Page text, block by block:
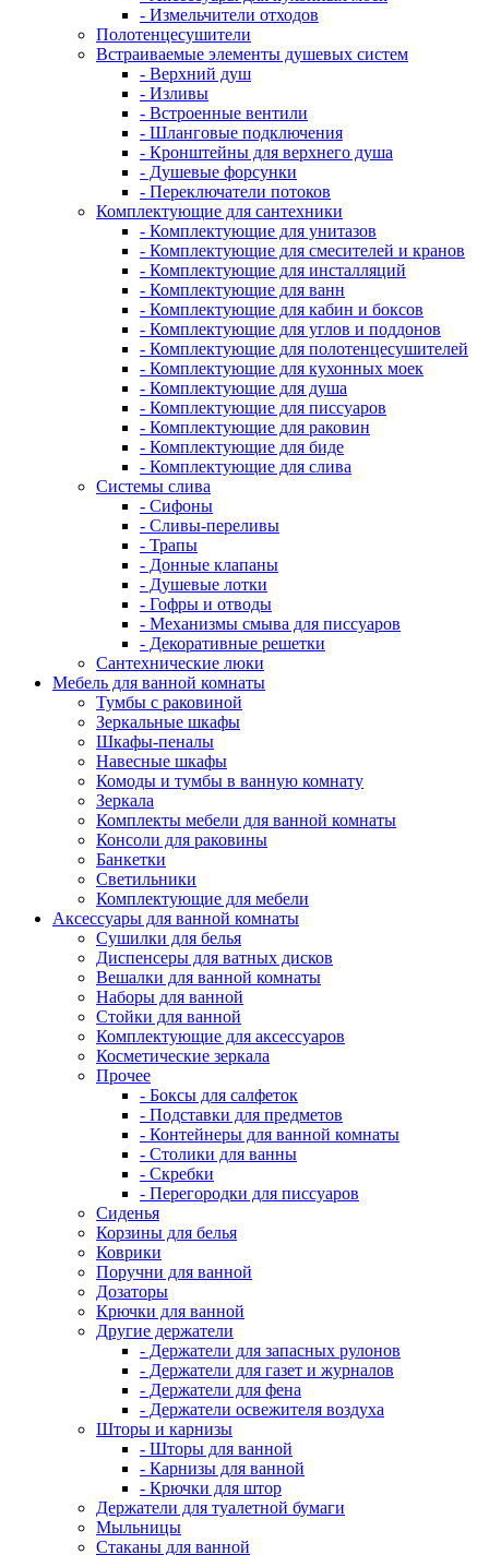
- Измельчители отходов
Полотенцесушители
Встраиваемые элементы душевых систем
- Верхний душ
- Изливы
- Встроенные вентили
- Шланговые подключения
- Кронштейны для верхнего душа
- Душевые форсунки
- Переключатели потоков
Комплектующие для сантехники
- Комплектующие для унитазов
- Комплектующие для смесителей и кранов
- Комплектующие для инсталляций
- Комплектующие для ванн
- Комплектующие для кабин и боксов
- Комплектующие для углов и поддонов
- Комплектующие для полотенцесушителей
- Комплектующие для кухонных моек
- Комплектующие для душа
- Комплектующие для писсуаров
- Комплектующие для раковин
- Комплектующие для биде
- Комплектующие для слива
Системы слива
- Сифоны
- Сливы-переливы
- Трапы
- Донные клапаны
- Душевые лотки
- Гофры и отводы
- Механизмы смыва для писсуаров
- Декоративные решетки
Сантехнические люки
Мебель для ванной комнаты
Тумбы с раковиной
Зеркальные шкафы
Шкафы-пеналы
Навесные шкафы
Комоды и тумбы в ванную комнату
Зеркала
Комплекты мебели для ванной комнаты
Консоли для раковины
Банкетки
Светильники
Комплектующие для мебели
Аксессуары для ванной комнаты
Сушилки для белья
Диспенсеры для ватных дисков
Вешалки для ванной комнаты
Наборы для ванной
Стойки для ванной
Комплектующие для аксессуаров
Косметические зеркала
Прочее
- Боксы для салфеток
- Подставки для предметов
- Контейнеры для ванной комнаты
- Столики для ванны
- Скребки
- Перегородки для писсуаров
Сиденья
Корзины для белья
Коврики
Поручни для ванной
Дозаторы
Крючки для ванной
Другие держатели
- Держатели для запасных рулонов
- Держатели для газет и журналов
- Держатели для фена
- Держатели освежителя воздуха
Шторы и карнизы
- Шторы для ванной
- Карнизы для ванной
- Крючки для штор
Держатели для туалетной бумаги
Мыльницы
Стаканы для ванной